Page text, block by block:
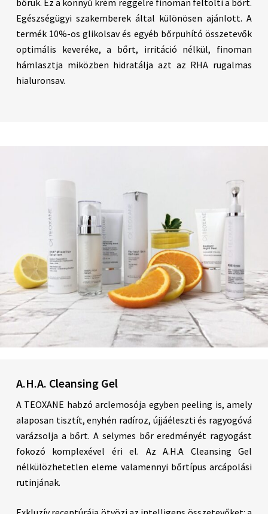
bőrük. Ez a könnyű krém reggelre finoman feltölti a bőrt.
Egészségügyi szakemberek által különösen ajánlott. A
termék 10%-os glikolsav és egyéb bőrpuhító összetevők
optimális keveréke, a bőrt, irritáció nélkül, finoman
hámlasztja miközben hidratálja azt az RHA rugalmas
hialuronsav.
A.H.A. Cleansing Gel
A TEOXANE habzó arclemosója egyben peeling is, amely
alaposan tisztít, enyhén radíroz, újjáéleszti és ragyogóvá
varázsolja a bőrt. A selymes bőr eredményét ragyogást
fokozó komplexével éri el. Az A.H.A Cleansing Gel
nélkülözhetetlen eleme valamennyi bőrtípus arcápolási
rutinjának.